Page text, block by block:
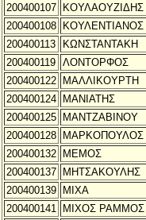
200400107
ΚΟΥΛΑΟΥΖΙΔΗΣ
200400108
ΚΟΥΛΕΝΤΙΑΝΟΣ
200400113
ΚΩΝΣΤΑΝΤΑΚΗ
200400119
ΛΟΝΤΟΡΦΟΣ
200400122
ΜΑΛΛΙΚΟΥΡΤΗ
200400124
ΜΑΝΙΑΤΗΣ
200400125
ΜΑΝΤΖΑΒΙΝΟΥ
200400128
ΜΑΡΚΟΠΟΥΛΟΣ
200400132
ΜΕΜΟΣ
200400137
ΜΗΤΣΑΚΟΥΛΗΣ
200400139
ΜΙΧΑ
200400141
ΜΙΧΟΣ ΡΑΜΜΟΣ